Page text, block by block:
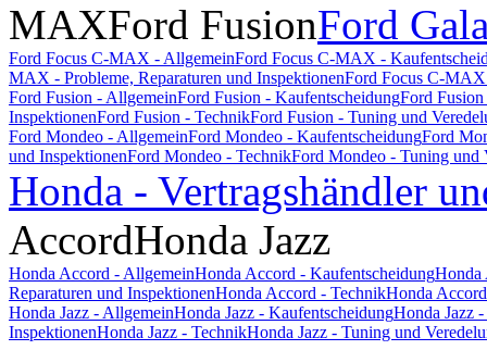
MAXFord FusionFord
Ford Focus C-MAX - AllgemeinFord Focus C-MAX -
MAX - Probleme, Reparaturen und InspektionenFord Focus C-
Ford Fusion - AllgemeinFord Fusion - KaufentscheidungFord
InspektionenFord Fusion - TechnikFord Fusion - Tuning und
Ford Mondeo - AllgemeinFord Mondeo - KaufentscheidungFord
und InspektionenFord Mondeo - TechnikFord Mondeo - Tuning und
Honda - Vertragshändler
AccordHonda Jazz
Honda Accord - AllgemeinHonda Accord - KaufentscheidungHonda
Reparaturen und InspektionenHonda Accord - TechnikHonda
Honda Jazz - AllgemeinHonda Jazz - KaufentscheidungHonda Jazz
InspektionenHonda Jazz - TechnikHonda Jazz - Tuning und